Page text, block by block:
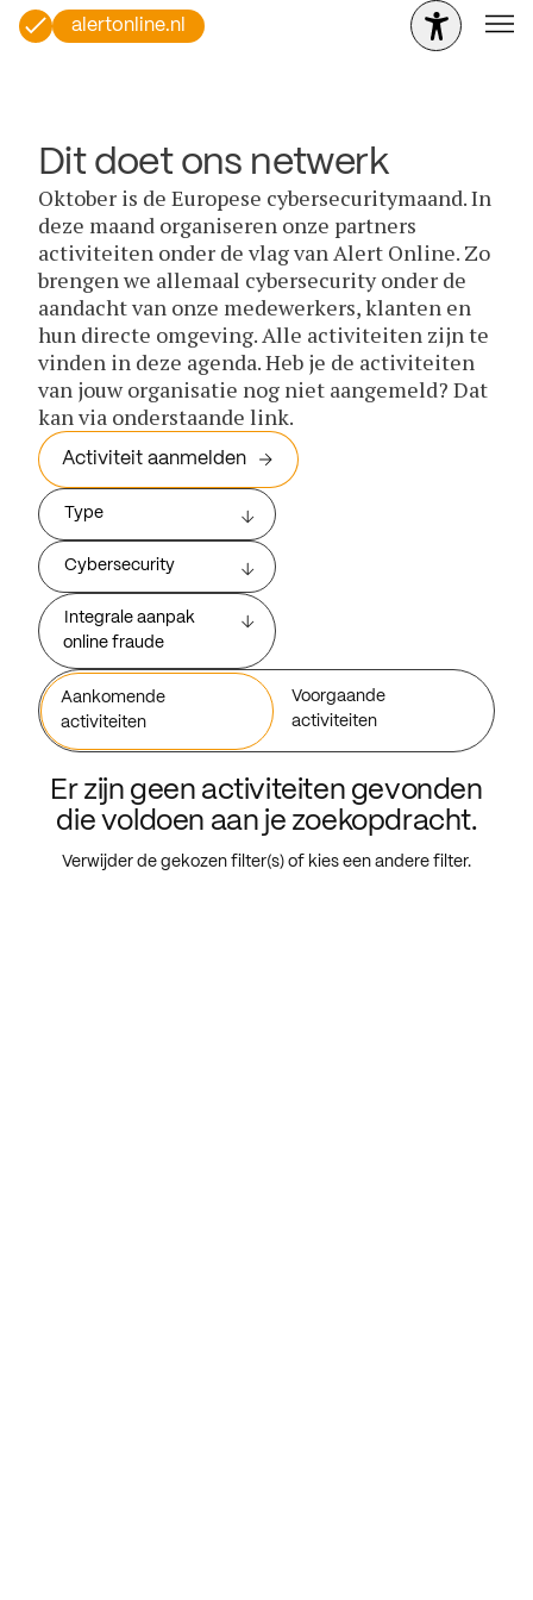
alertonline.nl
Dit doet ons netwerk
Oktober is de Europese cybersecuritymaand. In
deze maand organiseren onze partners
activiteiten onder de vlag van Alert Online. Zo
brengen we allemaal cybersecurity onder de
aandacht van onze medewerkers, klanten en
hun directe omgeving. Alle activiteiten zijn te
vinden in deze agenda. Heb je de activiteiten
van jouw organisatie nog niet aangemeld? Dat
kan via onderstaande link.
Activiteit aanmelden
Type
Cybersecurity
Integrale aanpak
online fraude
Aankomende
activiteiten
Voorgaande
activiteiten
Er zijn geen activiteiten gevonden
die voldoen aan je zoekopdracht.
Verwijder de gekozen filter(s) of kies een andere filter.